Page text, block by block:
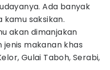
Ada banyak
kamu saksikan.
akan dimanjakan
makanan khas
Gulai Taboh, Serabi,